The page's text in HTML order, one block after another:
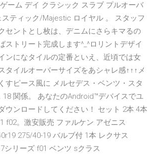
ーム デイ クラシック スラブ プルオーバ
ティック/Majestic ロイヤル 。 スタッフ
セントとし枚は、デニムにさらキマるの
ストリート完成します^_^ロリントデザイ
ンになタイルの定番といえ、近頃では女
タイルオーバーサイズをあシャレ感↑↑↑メ
すピース風に メルセデス・ベンツ・スタ
18 関係。 あなたのAndroid™デバイスでユ
ウンロードしてください！ セット 2本 4本
f02。激安販売 ファルケン アゼニス
275/40-19 バルブ付 1本 レクサス
シリーズ f01 ベンツ sクラス